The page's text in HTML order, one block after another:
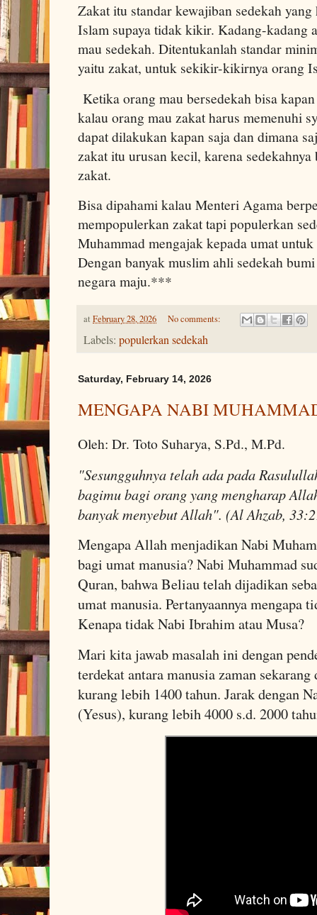
Zakat itu standar kewajiban sedekah
Islam supaya tidak kikir. Kadang-kadang
mau sedekah. Ditentukanlah standar
yaitu zakat, untuk sekikir-kikirnya orang
Ketika orang mau bersedekah bisa
kalau orang mau zakat harus memenuhi
dapat dilakukan kapan saja dan dimana
zakat itu urusan kecil, karena
zakat.
Bisa dipahami kalau Menteri Agama
mempopulerkan zakat tapi populerkan
Muhammad mengajak kepada umat
Dengan banyak muslim ahli sedekah
negara maju.***
at February 28, 2026 No comments:
Labels: populerkan sedekah
Saturday, February 14, 2026
MENGAPA NABI
Oleh: Dr. Toto Suharya, S.Pd., M.Pd.
"Sesungguhnya telah ada pada
bagimu bagi orang yang mengharap
banyak menyebut Allah". (Al Ahzab,
Mengapa Allah menjadikan Nabi
bagi umat manusia? Nabi Muhammad
Quran, bahwa Beliau telah dijadikan
umat manusia. Pertanyaannya mengapa
Kenapa tidak Nabi Ibrahim atau Musa?
Mari kita jawab masalah ini dengan
terdekat antara manusia zaman
kurang lebih 1400 tahun. Jarak dengan
(Yesus), kurang lebih 4000 s.d. 2000